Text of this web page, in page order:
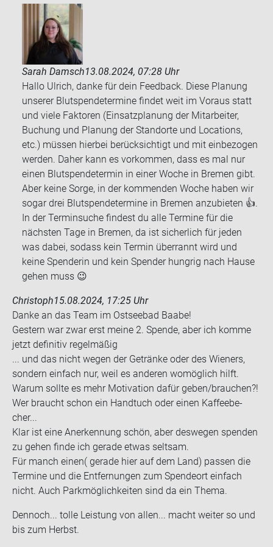
Sarah Damsch13.08.2024, 07:28 Uhr
Hallo Ulrich, danke für dein Feedback. Diese Planung
unserer Blutspendetermine findet weit im Voraus statt
und viele Faktoren (Einsatzplanung der Mitarbeiter,
Buchung und Planung der Standorte und Locations,
etc.) müssen hierbei berücksichtigt und mit einbezogen
werden. Daher kann es vorkommen, dass es mal nur
einen Blutspendetermin in einer Woche in Bremen gibt.
Aber keine Sorge, in der kommenden Woche haben wir
sogar drei Blutspendetermine in Bremen anzubieten 👍.
In der Terminsuche findest du alle Termine für die
nächsten Tage in Bremen, da ist sicherlich für jeden
was dabei, sodass kein Termin überrannt wird und
keine Spenderin und kein Spender hungrig nach Hause
gehen muss 😉
Christoph15.08.2024, 17:25 Uhr
Danke an das Team im Ost­see­bad Baabe!
Ges­tern war zwar erst meine 2. Spen­de, aber ich komme
jetzt de­fi­ni­tiv re­gel­mä­ßig
... und das nicht wegen der Ge­trän­ke oder des Wie­ners,
son­dern ein­fach nur, weil es an­de­ren wo­mög­lich hilft.
Warum soll­te es mehr Mo­ti­va­ti­on dafür geben/brau­chen?!
Wer braucht schon ein Hand­tuch oder einen Kaf­fee­be­
cher...
Klar ist eine An­er­ken­nung schön, aber des­we­gen spen­den
zu gehen finde ich ge­ra­de etwas selt­sam.
Für manch einen( ge­ra­de hier auf dem Land) pas­sen die
Ter­mi­ne und die Ent­fer­nun­gen zum Spen­de­ort ein­fach
nicht. Auch Park­mög­lich­kei­ten sind da ein Thema.
Den­noch... tolle Leis­tung von allen... macht wei­ter so und
bis zum Herbst.